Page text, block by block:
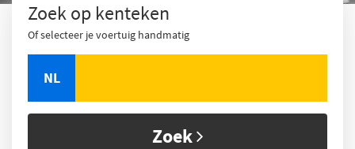
Zoek op kenteken
Of selecteer je voertuig handmatig
NL
Zoek